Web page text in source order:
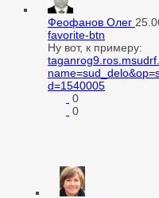
Феофанов Олег
favorite-btn
Ну вот, к примеру:
d=1540005
0
0